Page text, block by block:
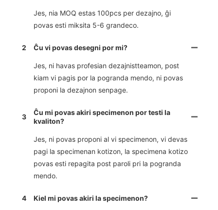
Jes, nia MOQ estas 100pcs per dezajno, ĝi
povas esti miksita 5-6 grandeco.
2 Ĉu vi povas desegni por mi?
Jes, ni havas profesian dezajnistteamon, post
kiam vi pagis por la pogranda mendo, ni povas
proponi la dezajnon senpage.
3
Ĉu mi povas akiri specimenon por testi la
kvaliton?
Jes, ni povas proponi al vi specimenon, vi devas
pagi la specimenan kotizon, la specimena kotizo
povas esti repagita post paroli pri la pogranda
mendo.
4 Kiel mi povas akiri la specimenon?